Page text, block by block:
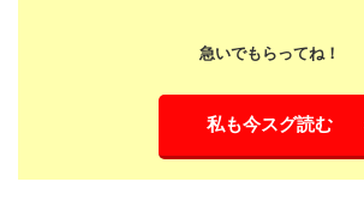
急いでもらってね！
私も今スグ読む